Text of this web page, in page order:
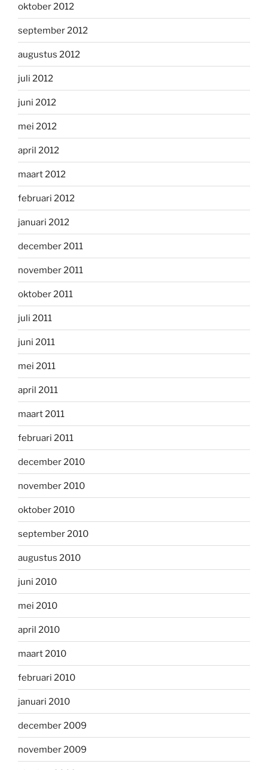
oktober 2012
september 2012
augustus 2012
juli 2012
juni 2012
mei 2012
april 2012
maart 2012
februari 2012
januari 2012
december 2011
november 2011
oktober 2011
juli 2011
juni 2011
mei 2011
april 2011
maart 2011
februari 2011
december 2010
november 2010
oktober 2010
september 2010
augustus 2010
juni 2010
mei 2010
april 2010
maart 2010
februari 2010
januari 2010
december 2009
november 2009